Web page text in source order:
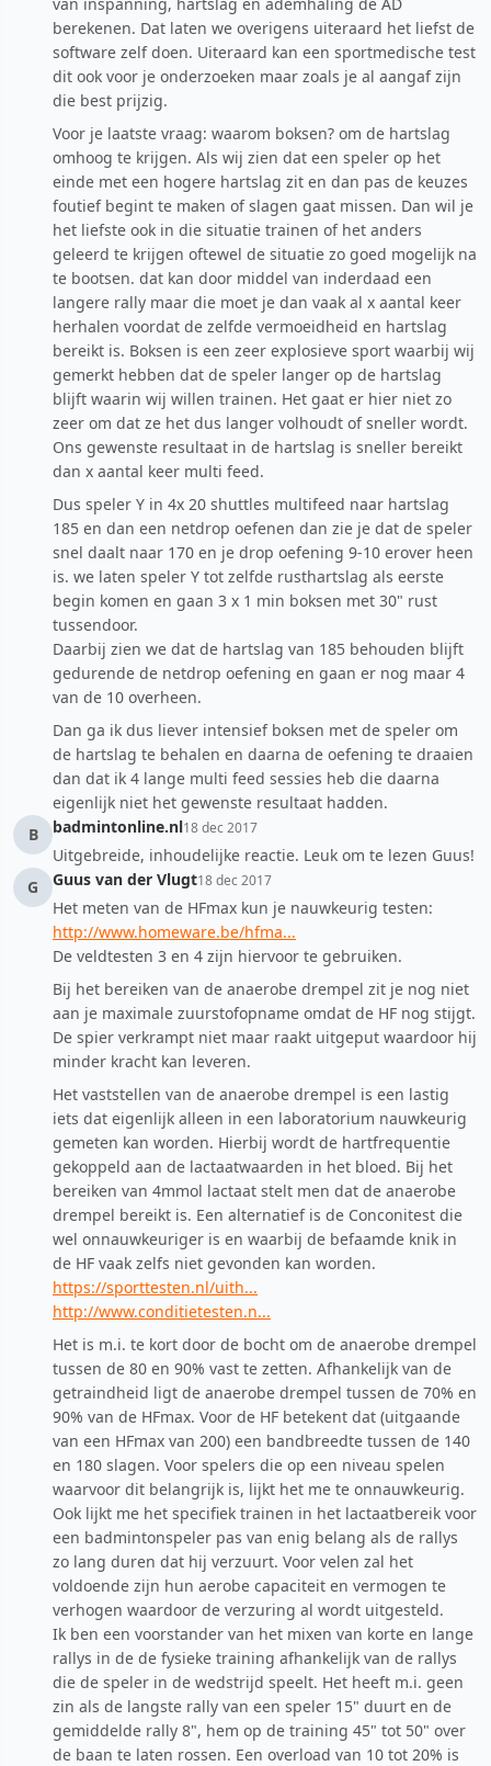
berekenen. Dat laten we overigens uiteraard het liefst de
software zelf doen. Uiteraard kan een sportmedische test
dit ook voor je onderzoeken maar zoals je al aangaf zijn
die best prijzig.
Voor je laatste vraag: waarom boksen? om de hartslag
omhoog te krijgen. Als wij zien dat een speler op het
einde met een hogere hartslag zit en dan pas de keuzes
foutief begint te maken of slagen gaat missen. Dan wil je
het liefste ook in die situatie trainen of het anders
geleerd te krijgen oftewel de situatie zo goed mogelijk na
te bootsen. dat kan door middel van inderdaad een
langere rally maar die moet je dan vaak al x aantal keer
herhalen voordat de zelfde vermoeidheid en hartslag
bereikt is. Boksen is een zeer explosieve sport waarbij wij
gemerkt hebben dat de speler langer op de hartslag
blijft waarin wij willen trainen. Het gaat er hier niet zo
zeer om dat ze het dus langer volhoudt of sneller wordt.
Ons gewenste resultaat in de hartslag is sneller bereikt
dan x aantal keer multi feed.
Dus speler Y in 4x 20 shuttles multifeed naar hartslag
185 en dan een netdrop oefenen dan zie je dat de speler
snel daalt naar 170 en je drop oefening 9-10 erover heen
is. we laten speler Y tot zelfde rusthartslag als eerste
begin komen en gaan 3 x 1 min boksen met 30" rust
tussendoor.
Daarbij zien we dat de hartslag van 185 behouden blijft
gedurende de netdrop oefening en gaan er nog maar 4
van de 10 overheen.
Dan ga ik dus liever intensief boksen met de speler om
de hartslag te behalen en daarna de oefening te draaien
dan dat ik 4 lange multi feed sessies heb die daarna
eigenlijk niet het gewenste resultaat hadden.
B
badmintonline.nl18 dec 2017
Uitgebreide, inhoudelijke reactie. Leuk om te lezen Guus!
G
Guus van der Vlugt18 dec 2017
Het meten van de HFmax kun je nauwkeurig testen:
http://www.homeware.be/hfma...
De veldtesten 3 en 4 zijn hiervoor te gebruiken.
Bij het bereiken van de anaerobe drempel zit je nog niet
aan je maximale zuurstofopname omdat de HF nog stijgt.
De spier verkrampt niet maar raakt uitgeput waardoor hij
minder kracht kan leveren.
Het vaststellen van de anaerobe drempel is een lastig
iets dat eigenlijk alleen in een laboratorium nauwkeurig
gemeten kan worden. Hierbij wordt de hartfrequentie
gekoppeld aan de lactaatwaarden in het bloed. Bij het
bereiken van 4mmol lactaat stelt men dat de anaerobe
drempel bereikt is. Een alternatief is de Conconitest die
wel onnauwkeuriger is en waarbij de befaamde knik in
de HF vaak zelfs niet gevonden kan worden.
https://sporttesten.nl/uith...
http://www.conditietesten.n...
Het is m.i. te kort door de bocht om de anaerobe drempel
tussen de 80 en 90% vast te zetten. Afhankelijk van de
getraindheid ligt de anaerobe drempel tussen de 70% en
90% van de HFmax. Voor de HF betekent dat (uitgaande
van een HFmax van 200) een bandbreedte tussen de 140
en 180 slagen. Voor spelers die op een niveau spelen
waarvoor dit belangrijk is, lijkt het me te onnauwkeurig.
Ook lijkt me het specifiek trainen in het lactaatbereik voor
een badmintonspeler pas van enig belang als de rallys
zo lang duren dat hij verzuurt. Voor velen zal het
voldoende zijn hun aerobe capaciteit en vermogen te
verhogen waardoor de verzuring al wordt uitgesteld.
Ik ben een voorstander van het mixen van korte en lange
rallys in de de fysieke training afhankelijk van de rallys
die de speler in de wedstrijd speelt. Het heeft m.i. geen
zin als de langste rally van een speler 15" duurt en de
gemiddelde rally 8", hem op de training 45" tot 50" over
de baan te laten rossen. Een overload van 10 tot 20% is